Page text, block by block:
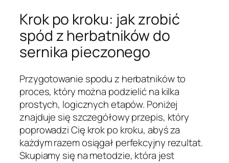
Krok po kroku: jak zrobić
spód z herbatników do
sernika pieczonego
Przygotowanie spodu z herbatników to
proces, który można podzielić na kilka
prostych, logicznych etapów. Poniżej
znajduje się szczegółowy przepis, który
poprowadzi Cię krok po kroku, abyś za
każdym razem osiągał perfekcyjny rezultat.
Skupiamy się na metodzie, która jest